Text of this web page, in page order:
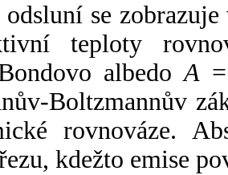
se
teploty
albedoA
Boltzmannův
rovnováze.
kdežto emise